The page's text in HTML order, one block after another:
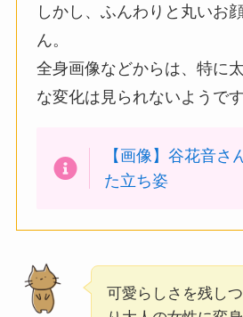
しかし、ふんわりと丸いお
ん。
全身画像などからは、特に
な変化は見られないようです
【画像】谷花音さ
た立ち姿
可愛らしさを残し